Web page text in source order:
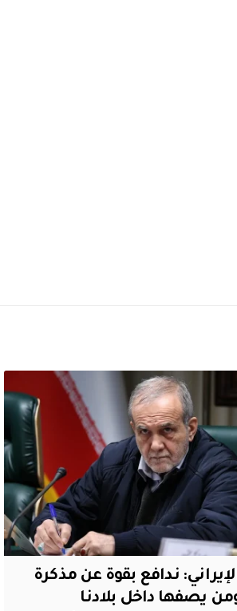
ندافع بقوة عن مذكرة
يصفها داخل بلادنا